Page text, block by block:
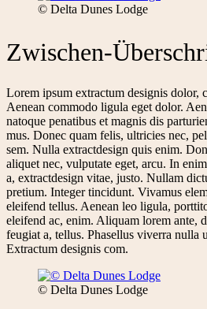
© Delta Dunes Lodge
Zwischen-
Lorem ipsum extractum designis dolor,
Aenean commodo ligula eget dolor.
natoque penatibus et magnis dis
mus. Donec quam felis, ultricies nec,
sem. Nulla extractdesign quis enim.
aliquet nec, vulputate eget, arcu. In
a, extractdesign vitae, justo. Nullam
pretium. Integer tincidunt. Vivamus
eleifend tellus. Aenean leo ligula,
eleifend ac, enim. Aliquam lorem ante,
feugiat a, tellus. Phasellus viverra nulla
Extractum designis com.
© Delta Dunes Lodge